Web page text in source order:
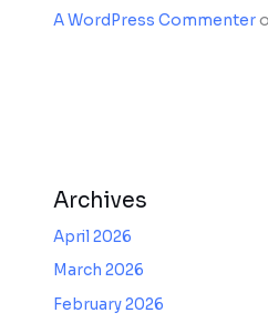
A WordPress Commenter
Archives
April 2026
March 2026
February 2026